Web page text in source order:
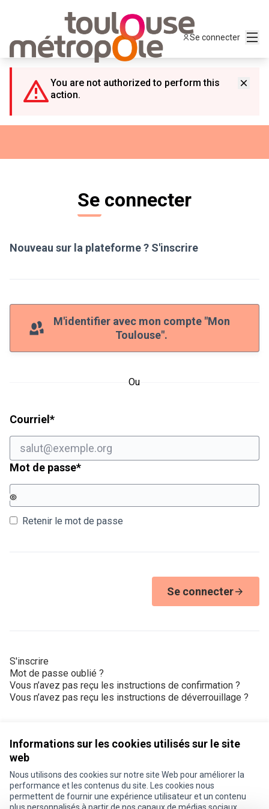
Informations sur les cookies utilisés sur le site
web
Nous utilisons des cookies sur notre site Web pour améliorer la
performance et les contenus du site. Les cookies nous
permettent de fournir une expérience utilisateur et un contenu
Se connecter
You are not authorized to perform this
action.
Se connecter
Nouveau sur la plateforme ? S'inscrire
M'identifier avec mon compte "Mon
Toulouse".
Ou
Courriel *Champ obligatoire
Mot de passe*Champ obligatoire
Retenir le mot de passe
Se connecter
S'inscrire
Mot de passe oublié ?
Vous n’avez pas reçu les instructions de confirmation ?
Vous n’avez pas reçu les instructions de déverrouillage ?
Conditions d'utilisation
Paramètres des cookies
Je participe ! sur X
Je participe ! sur Facebook
Je participe ! sur Instagram